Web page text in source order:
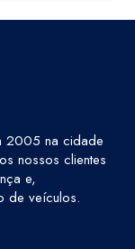
2005 na cidade
nossos clientes
e,
de veículos.